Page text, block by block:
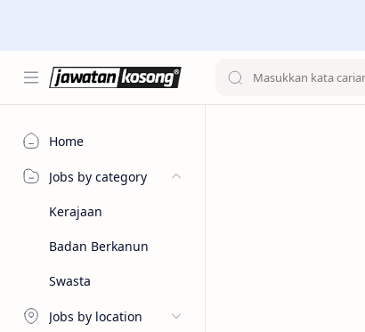
Home
Jobs by category
Kerajaan
Badan Berkanun
Swasta
Jobs by location